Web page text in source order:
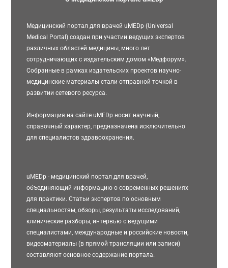
Медицинский портал для врачей uMEDp (Universal
Medical Portal) создан при участии ведущих экспертов
различных областей медицины, много лет
сотрудничающих с издательским домом «Медфорум».
Собранные в рамках издательских проектов научно-
медицинские материалы стали отправной точкой в
развитии сетевого ресурса.
Информация на сайте uMEDp носит научный,
справочный характер, предназначена исключительно
для специалистов здравоохранения.
uMEDp - медицинский портал для врачей,
объединяющий информацию о современных решениях
для практики. Статьи экспертов по основным
специальностям, обзоры, результаты исследований,
клинические разборы, интервью с ведущими
специалистами, международные и российские новости,
видеоматериалы (в прямой трансляции или записи)
составляют основное содержание портала.